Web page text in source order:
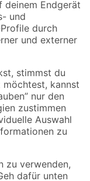
Angebote sind unter